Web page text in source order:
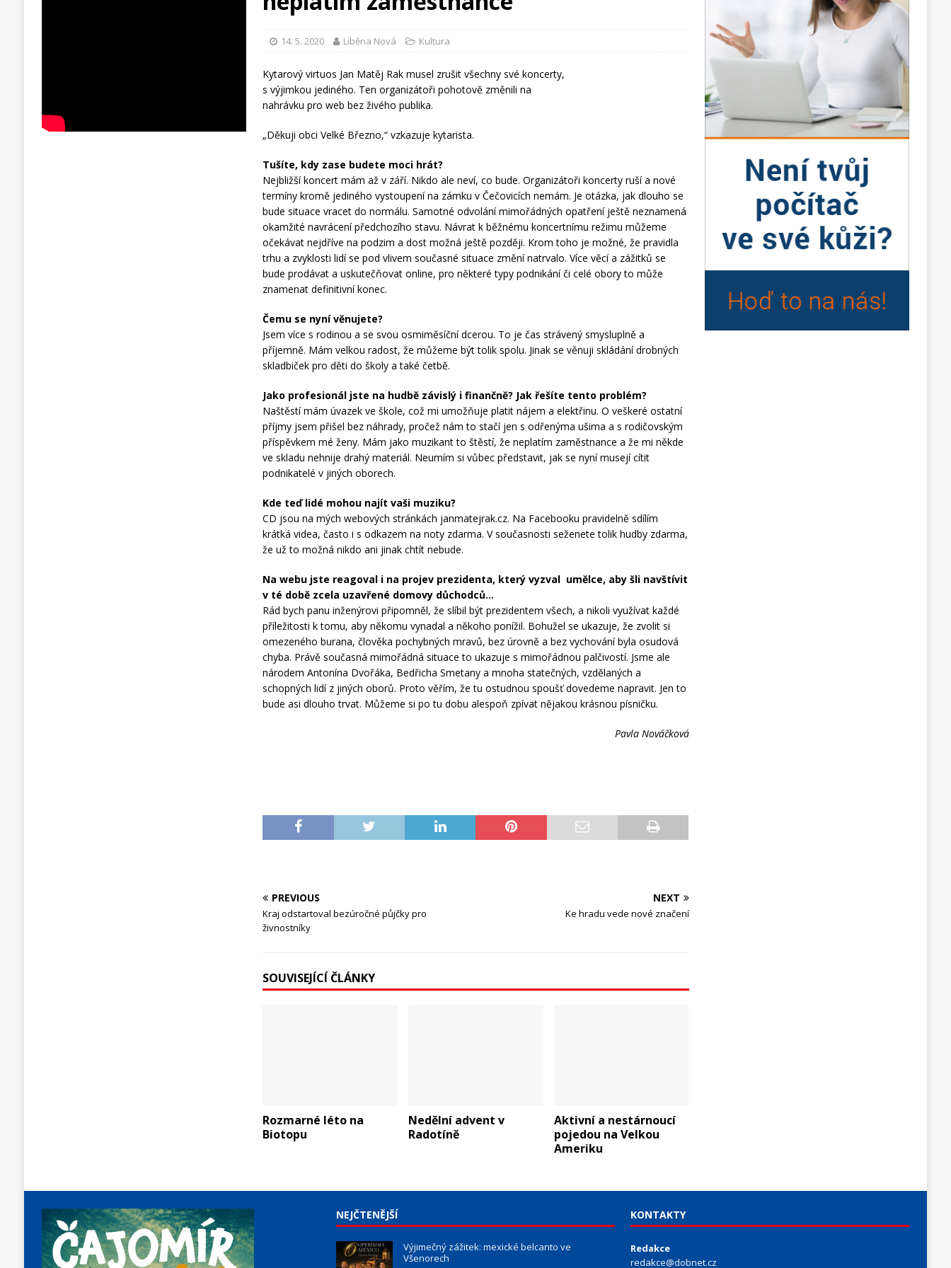
14. 5. 2020 Liběna Nová Kultura
Kytarový virtuos Jan Matěj Rak musel zrušit všechny své koncerty,
s výjimkou jediného. Ten organizátoři pohotově změnili na
nahrávku pro web bez živého publika.
„Děkuji obci Velké Březno,“ vzkazuje kytarista.
Tušíte, kdy zase budete moci hrát?
Nejbližší koncert mám až v září. Nikdo ale neví, co bude. Organizátoři koncerty ruší a nové
termíny kromě jediného vystoupení na zámku v Čečovicích nemám. Je otázka, jak dlouho se
bude situace vracet do normálu. Samotné odvolání mimořádných opatření ještě neznamená
okamžité navrácení předchozího stavu. Návrat k běžnému koncertnímu režimu můžeme
očekávat nejdříve na podzim a dost možná ještě později. Krom toho je možné, že pravidla
trhu a zvyklosti lidí se pod vlivem současné situace změní natrvalo. Více věcí a zážitků se
bude prodávat a uskutečňovat online, pro některé typy podnikání či celé obory to může
znamenat definitivní konec.
Čemu se nyní věnujete?
Jsem více s rodinou a se svou osmiměsíční dcerou. To je čas strávený smysluplně a
příjemně. Mám velkou radost, že můžeme být tolik spolu. Jinak se věnuji skládání drobných
skladbiček pro děti do školy a také četbě.
Jako profesionál jste na hudbě závislý i finančně? Jak řešíte tento problém?
Naštěstí mám úvazek ve škole, což mi umožňuje platit nájem a elektřinu. O veškeré ostatní
příjmy jsem přišel bez náhrady, pročež nám to stačí jen s odřenýma ušima a s rodičovským
příspěvkem mé ženy. Mám jako muzikant to štěstí, že neplatím zaměstnance a že mi někde
ve skladu nehnije drahý materiál. Neumím si vůbec představit, jak se nyní musejí cítit
podnikatelé v jiných oborech.
Kde teď lidé mohou najít vaši muziku?
CD jsou na mých webových stránkách janmatejrak.cz. Na Facebooku pravidelně sdílím
krátká videa, často i s odkazem na noty zdarma. V současnosti seženete tolik hudby zdarma,
že už to možná nikdo ani jinak chtít nebude.
Na webu jste reagoval i na projev prezidenta, který vyzval umělce, aby šli navštívit
v té době zcela uzavřené domovy důchodců…
Rád bych panu inženýrovi připomněl, že slíbil být prezidentem všech, a nikoli využívat každé
příležitosti k tomu, aby někomu vynadal a někoho ponížil. Bohužel se ukazuje, že zvolit si
omezeného burana, člověka pochybných mravů, bez úrovně a bez vychování byla osudová
chyba. Právě současná mimořádná situace to ukazuje s mimořádnou palčivostí. Jsme ale
národem Antonína Dvořáka, Bedřicha Smetany a mnoha statečných, vzdělaných a
schopných lidí z jiných oborů. Proto věřím, že tu ostudnou spoušť dovedeme napravit. Jen to
bude asi dlouho trvat. Můžeme si po tu dobu alespoň zpívat nějakou krásnou písničku.
Pavla Nováčková
PREVIOUS
Kraj odstartoval bezúročné půjčky pro
živnostníky
NEXT
Ke hradu vede nové značení
SOUVISEJÍCÍ ČLÁNKY
Rozmarné léto na
Biotopu
Nedělní advent v
Radotíně
Aktivní a nestárnoucí
pojedou na Velkou
Ameriku
NEJČTENĚJŠÍ
Výjimečný zážitek: mexické belcanto ve
Všenorech
KONTAKTY
Redakce
redakce@dobnet.cz